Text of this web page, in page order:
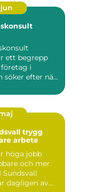
ett begrepp
i
söker efter när
trygg
arbete
höga jobb
och mer
Sundsvall
dagligen av...